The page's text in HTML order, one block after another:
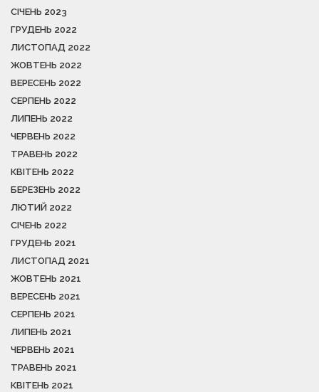
СІЧЕНЬ 2023
ГРУДЕНЬ 2022
ЛИСТОПАД 2022
ЖОВТЕНЬ 2022
ВЕРЕСЕНЬ 2022
СЕРПЕНЬ 2022
ЛИПЕНЬ 2022
ЧЕРВЕНЬ 2022
ТРАВЕНЬ 2022
КВІТЕНЬ 2022
БЕРЕЗЕНЬ 2022
ЛЮТИЙ 2022
СІЧЕНЬ 2022
ГРУДЕНЬ 2021
ЛИСТОПАД 2021
ЖОВТЕНЬ 2021
ВЕРЕСЕНЬ 2021
СЕРПЕНЬ 2021
ЛИПЕНЬ 2021
ЧЕРВЕНЬ 2021
ТРАВЕНЬ 2021
КВІТЕНЬ 2021